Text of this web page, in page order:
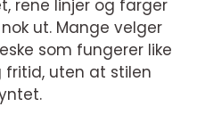
rene linjer og farger
ut. Mange velger
som fungerer like
fritid, uten at stilen